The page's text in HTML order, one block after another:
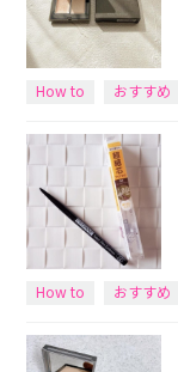
How to おすすめ
How to おすすめ